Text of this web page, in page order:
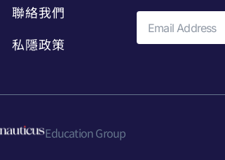
聯絡我們
私隱政策
Education Group